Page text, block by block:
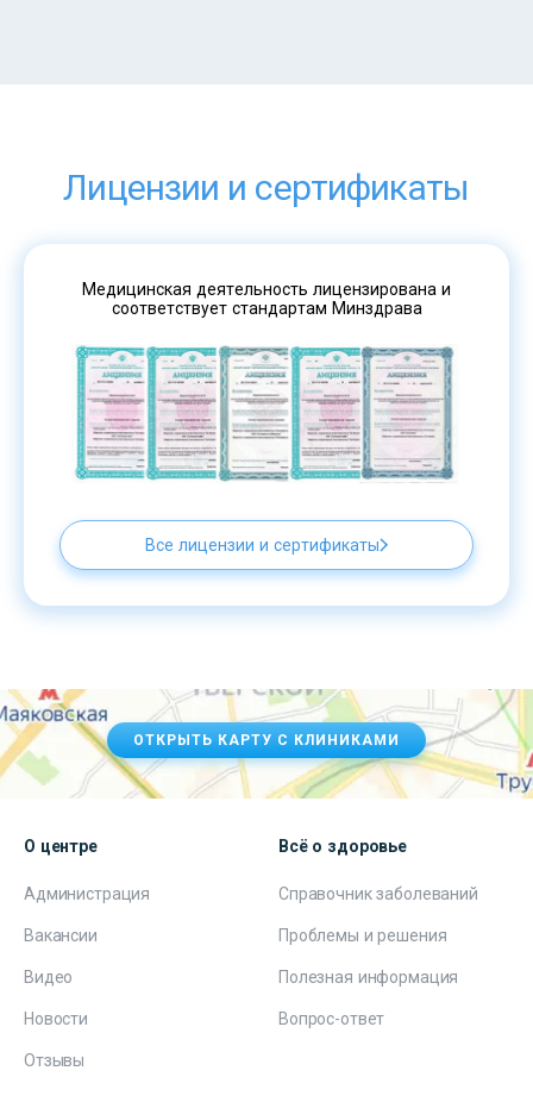
Лицензии и сертификаты
Медицинская деятельность лицензирована и
соответствует стандартам Минздрава
Все лицензии и сертификаты
ОТКРЫТЬ КАРТУ С КЛИНИКАМИ
О центре
Администрация
Вакансии
Видео
Новости
Отзывы
Всё о здоровье
Справочник заболеваний
Проблемы и решения
Полезная информация
Вопрос-ответ